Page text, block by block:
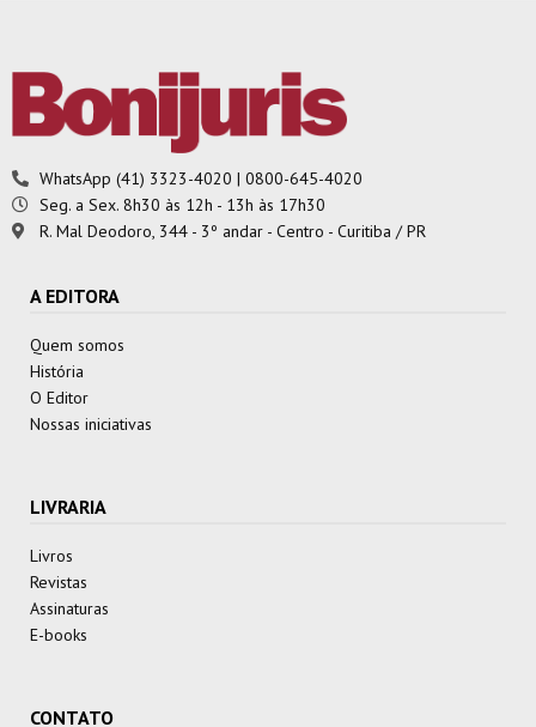
WhatsApp (41) 3323-4020 | 0800-645-4020
Seg. a Sex. 8h30 às 12h - 13h às 17h30
R. Mal Deodoro, 344 - 3º andar - Centro - Curitiba / PR
A EDITORA
Quem somos
História
O Editor
Nossas iniciativas
LIVRARIA
Livros
Revistas
Assinaturas
E-books
CONTATO